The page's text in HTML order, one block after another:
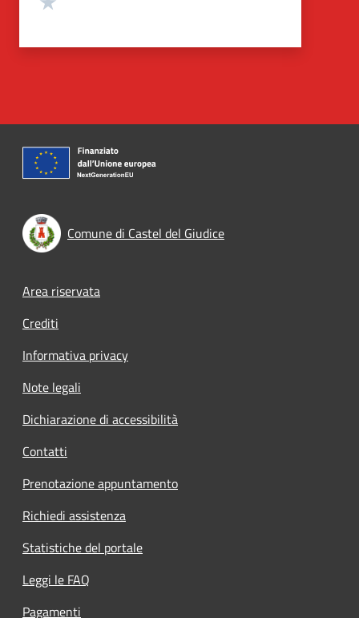
Comune di Castel del Giudice
Footer menu
Area riservata
Crediti
Informativa privacy
Note legali
Dichiarazione di accessibilità
Contatti
Prenotazione appuntamento
Richiedi assistenza
Statistiche del portale
Leggi le FAQ
Pagamenti